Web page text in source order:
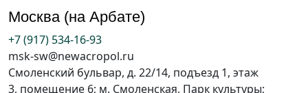
Москва (на Арбате)
+7 (917) 534-16-93
msk-sw@newacropol.ru
Смоленский бульвар, д. 22/14, подъезд 1, этаж
3, помещение 6; м. Смоленская, Парк культуры;